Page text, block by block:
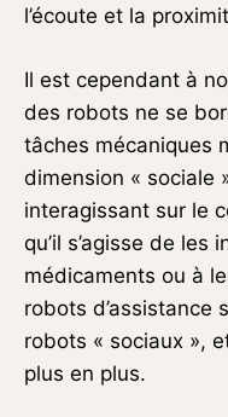
l’écoute et la
Il est cependant à
des robots ne se
tâches mécaniques
dimension « sociale
interagissant sur le
qu’il s’agisse de les
médicaments ou à
robots d’assistance
robots « sociaux »,
plus en plus.